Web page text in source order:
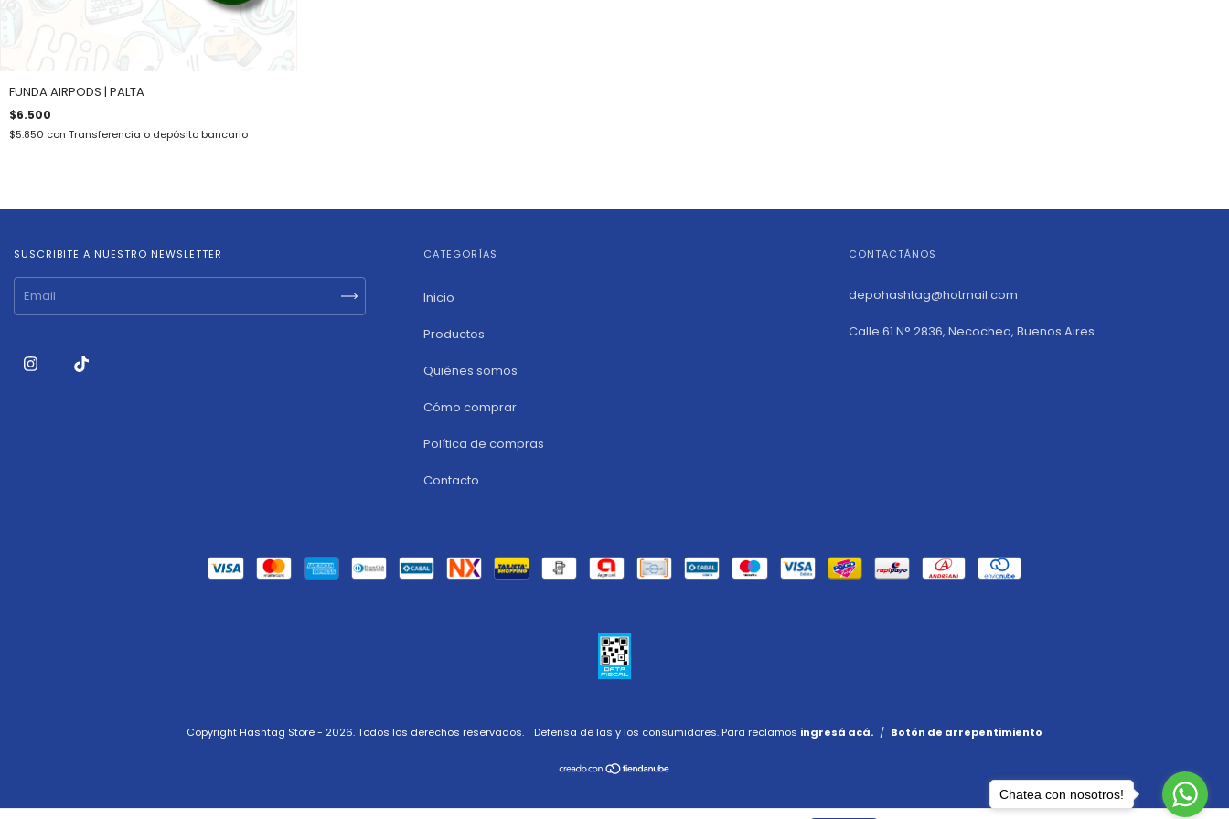
FUNDA AIRPODS | PALTA
$6.500
$5.850 con Transferencia o depósito bancario
SUSCRIBITE A NUESTRO NEWSLETTER CATEGORÍAS
Inicio
Productos
Quiénes somos
Cómo comprar
Política de compras
Contacto
CONTACTÁNOS
depohashtag@hotmail.com
Calle 61 N° 2836, Necochea, Buenos Aires
Copyright Hashtag Store - 2026. Todos los derechos reservados. Defensa de las y los consumidores. Para reclamos ingresá acá. / Botón de arrepentimiento
Chatea con nosotros!